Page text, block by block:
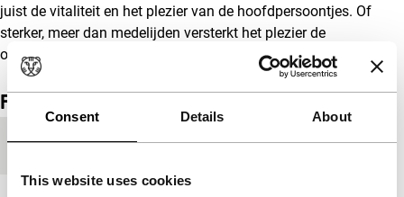
Consent Details About
This website uses cookies
juist de vitaliteit en het plezier van de hoofdpersoontjes. Of
sterker, meer dan medelijden versterkt het plezier de
onvermijdelijke boodschap: geen toekomst. (GjZ)
Film details
Productieland Filippijnen